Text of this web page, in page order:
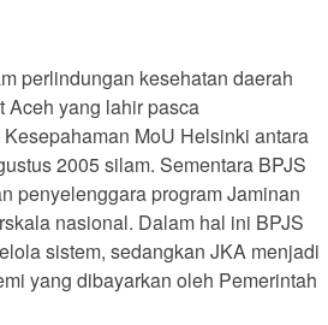
perlindungan kesehatan daerah
Aceh yang lahir pasca
MoU Helsinki antara
2005 silam. Sementara BPJS
penyelenggara program Jaminan
nasional. Dalam hal ini BPJS
sistem, sedangkan JKA menjadi
yang dibayarkan oleh Pemerintah